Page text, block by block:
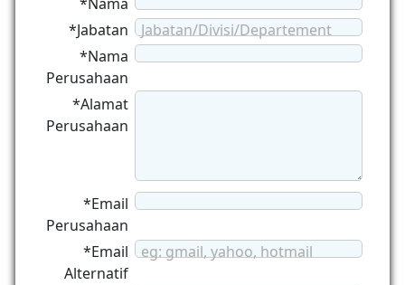
*Jabatan
Jabatan/Divisi/Departement
*Nama
Perusahaan
*Alamat
Perusahaan
*Email
Perusahaan
*Email
Alternatif
eg: gmail, yahoo, hotmail